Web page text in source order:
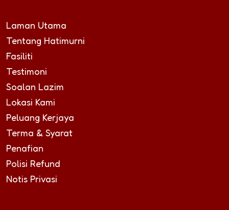
Laman Utama
Tentang Hatimurni
Fasiliti
Testimoni
Soalan Lazim
Lokasi Kami
Peluang Kerjaya
Terma & Syarat
Penafian
Polisi Refund
Notis Privasi